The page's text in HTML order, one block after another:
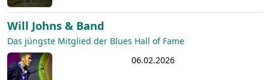
Will Johns & Band
Das jüngste Mitglied der Blues Hall of Fame
06.02.2026